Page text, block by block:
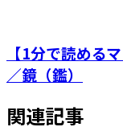
【1分で読める
／鏡（鑑）
関連記事